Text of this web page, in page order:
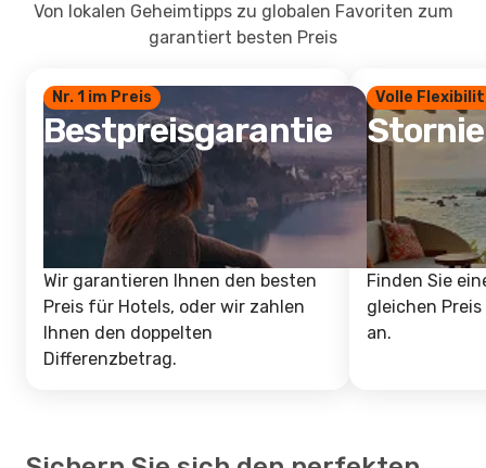
Von lokalen Geheimtipps zu globalen Favoriten zum
garantiert besten Preis
Nr. 1 im Preis
Bestpreisgarantie
Wir garantieren Ihnen den besten
Preis für Hotels, oder wir zahlen
Ihnen den doppelten
Differenzbetrag.
Volle
Finden Sie
gleichen
an.